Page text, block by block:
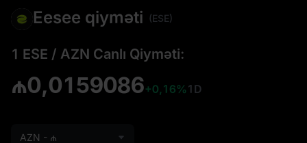
Eesee qiyməti (ESE)
1 ESE / AZN Canlı Qiyməti:
₼0,0159086+0,16% 1D
AZN - ₼